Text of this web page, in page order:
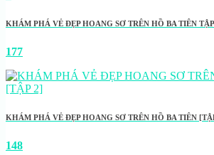
KHÁM PHÁ VẺ ĐẸP HOANG SƠ TRÊN HỒ BA TIÊN
177
KHÁM PHÁ VẺ ĐẸP HOANG SƠ TRÊN HỒ BA TIÊN
148